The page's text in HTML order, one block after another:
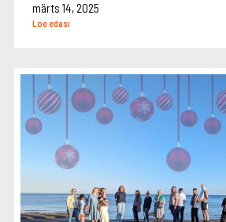
märts 14, 2025
Loe edasi